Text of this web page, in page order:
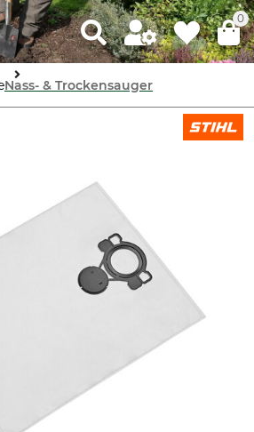
0
Nass- & Trockensauger